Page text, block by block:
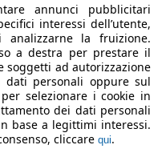
annunci pubblicitari
interessi dell’utente,
la fruizione.
a destra per prestare il
soggetti ad autorizzazione
personali oppure sul
selezionare i cookie in
dei dati personali
base a legittimi interessi.
cliccare qui.